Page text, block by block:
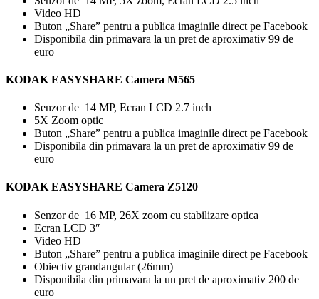
Video HD
Buton „Share” pentru a publica imaginile direct pe Facebook
Disponibila din primavara la un pret de aproximativ 99 de
euro
KODAK EASYSHARE Camera M565
Senzor de 14 MP, Ecran LCD 2.7 inch
5X Zoom optic
Buton „Share” pentru a publica imaginile direct pe Facebook
Disponibila din primavara la un pret de aproximativ 99 de
euro
KODAK EASYSHARE Camera Z5120
Senzor de 16 MP, 26X zoom cu stabilizare optica
Ecran LCD 3″
Video HD
Buton „Share” pentru a publica imaginile direct pe Facebook
Obiectiv grandangular (26mm)
Disponibila din primavara la un pret de aproximativ 200 de
euro